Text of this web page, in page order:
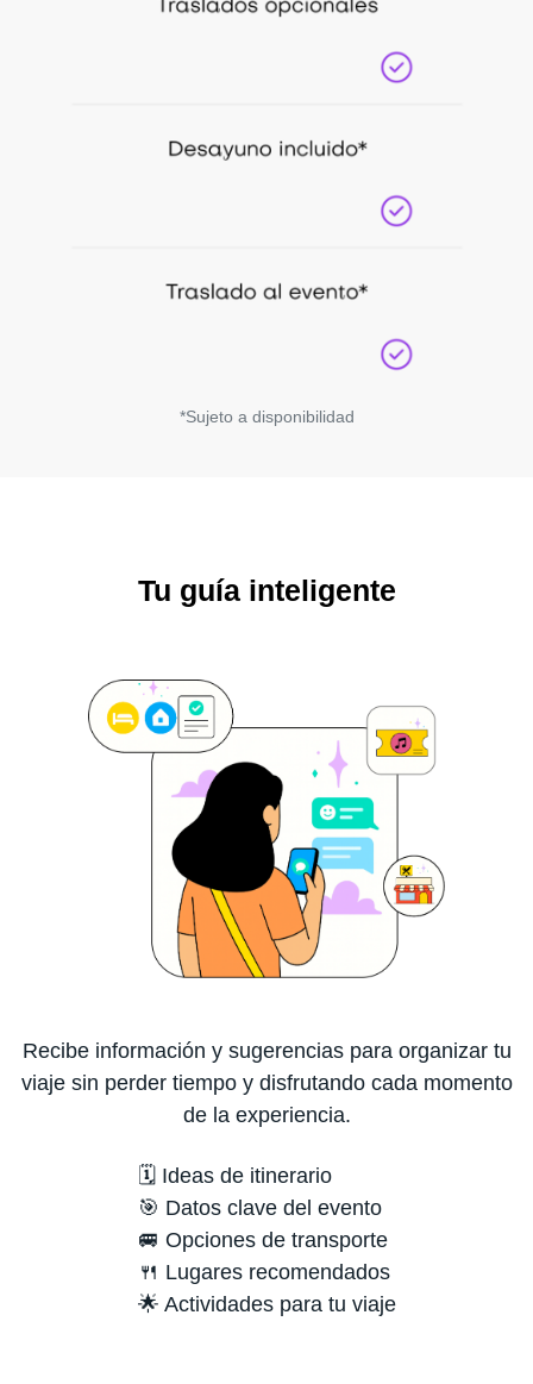
*Sujeto a disponibilidad
Tu guía inteligente
Recibe información y sugerencias para organizar tu
viaje sin perder tiempo y disfrutando cada momento
de la experiencia.
🗓️ Ideas de itinerario
🎯 Datos clave del evento
🚐 Opciones de transporte
🍴 Lugares recomendados
🌟 Actividades para tu viaje